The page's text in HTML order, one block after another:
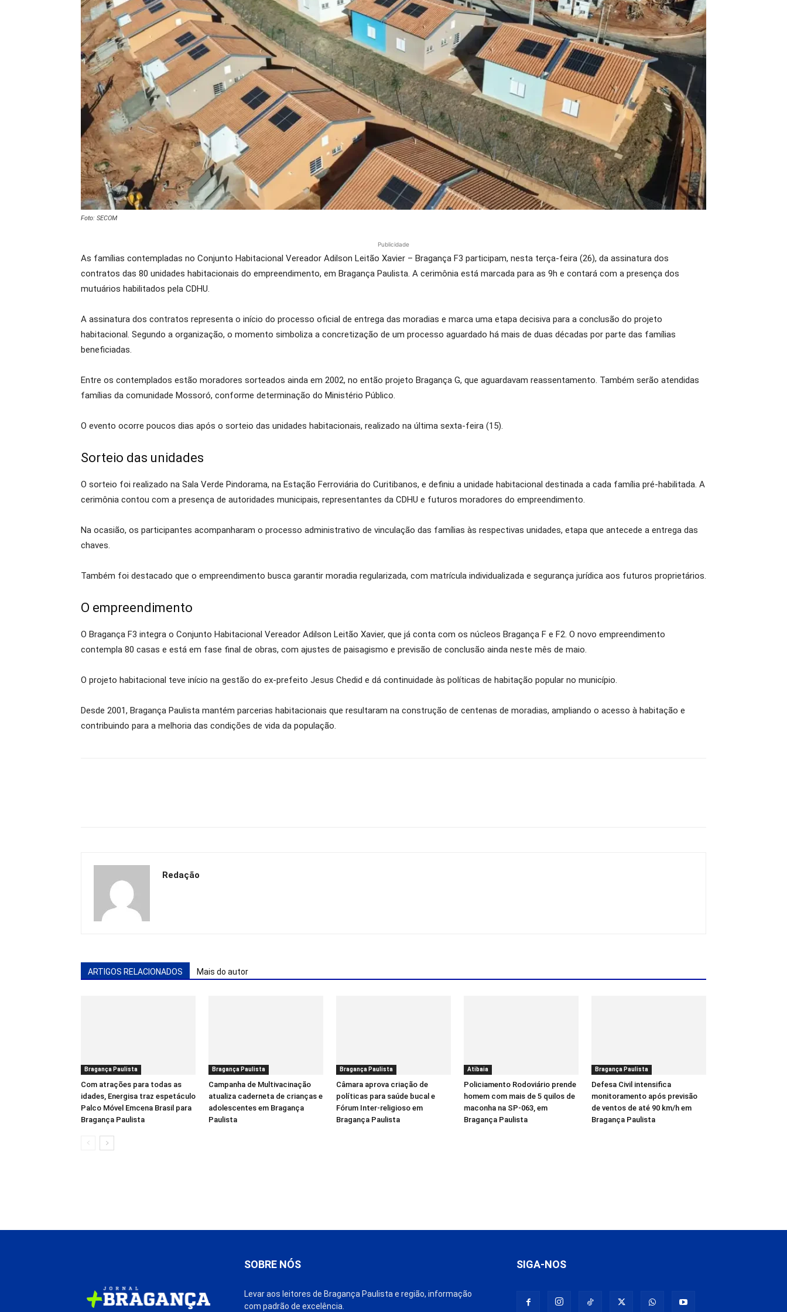
Foto: SECOM
Publicidade
As famílias contempladas no Conjunto Habitacional Vereador Adilson Leitão Xavier – Bragança F3 participam, nesta terça-feira (26), da assinatura dos
contratos das 80 unidades habitacionais do empreendimento, em Bragança Paulista. A cerimônia está marcada para as 9h e contará com a presença dos
mutuários habilitados pela CDHU.
A assinatura dos contratos representa o início do processo oficial de entrega das moradias e marca uma etapa decisiva para a conclusão do projeto
habitacional. Segundo a organização, o momento simboliza a concretização de um processo aguardado há mais de duas décadas por parte das famílias
beneficiadas.
Entre os contemplados estão moradores sorteados ainda em 2002, no então projeto Bragança G, que aguardavam reassentamento. Também serão atendidas
famílias da comunidade Mossoró, conforme determinação do Ministério Público.
O evento ocorre poucos dias após o sorteio das unidades habitacionais, realizado na última sexta-feira (15).
Sorteio das unidades
O sorteio foi realizado na Sala Verde Pindorama, na Estação Ferroviária do Curitibanos, e definiu a unidade habitacional destinada a cada família pré-habilitada. A
cerimônia contou com a presença de autoridades municipais, representantes da CDHU e futuros moradores do empreendimento.
Na ocasião, os participantes acompanharam o processo administrativo de vinculação das famílias às respectivas unidades, etapa que antecede a entrega das
chaves.
Também foi destacado que o empreendimento busca garantir moradia regularizada, com matrícula individualizada e segurança jurídica aos futuros proprietários.
O empreendimento
O Bragança F3 integra o Conjunto Habitacional Vereador Adilson Leitão Xavier, que já conta com os núcleos Bragança F e F2. O novo empreendimento
contempla 80 casas e está em fase final de obras, com ajustes de paisagismo e previsão de conclusão ainda neste mês de maio.
O projeto habitacional teve início na gestão do ex-prefeito Jesus Chedid e dá continuidade às políticas de habitação popular no município.
Desde 2001, Bragança Paulista mantém parcerias habitacionais que resultaram na construção de centenas de moradias, ampliando o acesso à habitação e
contribuindo para a melhoria das condições de vida da população.
Redação
ARTIGOS RELACIONADOS Mais do autor
Bragança Paulista
Com atrações para todas as
idades, Energisa traz espetáculo
Palco Móvel Emcena Brasil para
Bragança Paulista
Bragança Paulista
Campanha de Multivacinação
atualiza caderneta de crianças e
adolescentes em Bragança
Paulista
Bragança Paulista
Câmara aprova criação de
políticas para saúde bucal e
Fórum Inter-religioso em
Bragança Paulista
Atibaia
Policiamento Rodoviário prende
homem com mais de 5 quilos de
maconha na SP-063, em
Bragança Paulista
Bragança Paulista
Defesa Civil intensifica
monitoramento após previsão
de ventos de até 90 km/h em
Bragança Paulista
SOBRE NÓS
Levar aos leitores de Bragança Paulista e região, informação
com padrão de excelência.
SIGA-NOS